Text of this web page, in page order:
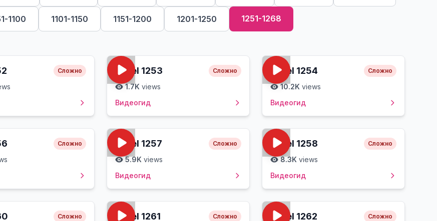
1100 1101-1150 1151-1200 1201-1250 1251-1268
Сложно Level 1253 Сложно
1.7K views
Видеогид
Level 1254 Сложно
10.2K views
Видеогид
Сложно Level 1257 Сложно
5.9K views
Видеогид
Level 1258 Сложно
8.3K views
Видеогид
Сложно Level 1261 Сложно Level 1262 Сложно